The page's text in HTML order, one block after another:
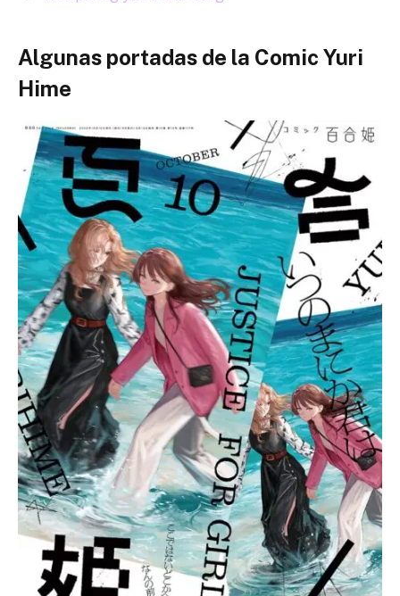
Algunas portadas de la Comic Yuri
Hime